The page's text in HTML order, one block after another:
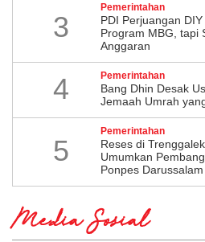
3
Pemerintahan
PDI Perjuangan
Program MBG, tapi
Anggaran
4 Pemerintahan
Bang Dhin Desak
Jemaah Umrah
5
Pemerintahan
​Reses di
Umumkan
Ponpes Darussalam
Media Sosial